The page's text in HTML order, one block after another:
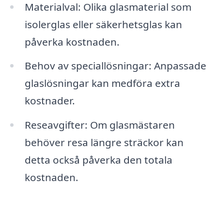
Materialval: Olika glasmaterial som
isolerglas eller säkerhetsglas kan
påverka kostnaden.
Behov av speciallösningar: Anpassade
glaslösningar kan medföra extra
kostnader.
Reseavgifter: Om glasmästaren
behöver resa längre sträckor kan
detta också påverka den totala
kostnaden.